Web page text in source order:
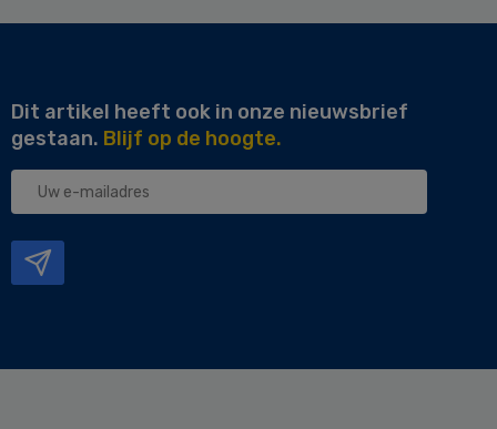
Dit artikel heeft ook in onze nieuwsbrief
gestaan. Blijf op de hoogte.
Uw